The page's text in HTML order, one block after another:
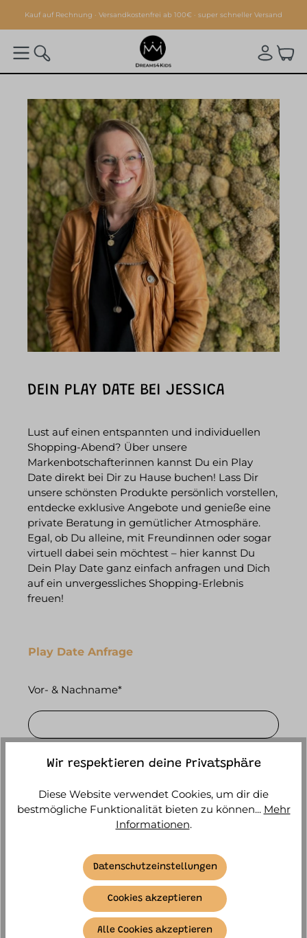
springen
Kauf auf Rechnung · Versandkostenfrei ab 100€ · super schneller Versand
DEIN PLAY DATE BEI JESSICA
Lust auf einen entspannten und individuellen
Shopping-Abend? Über unsere
Markenbotschafterinnen kannst Du ein Play
Date direkt bei Dir zu Hause buchen! Lass Dir
unsere schönsten Produkte persönlich vorstellen,
entdecke exklusive Angebote und genieße eine
private Beratung in gemütlicher Atmosphäre.
Egal, ob Du alleine, mit Freundinnen oder sogar
virtuell dabei sein möchtest – hier kannst Du
Dein Play Date ganz einfach anfragen und Dich
auf ein unvergessliches Shopping-Erlebnis
freuen!
Play Date Anfrage
Vor- & Nachname*
E-Mail*
Wir respektieren deine Privatsphäre
Diese Website verwendet Cookies, um dir die
bestmögliche Funktionalität bieten zu können... Mehr
Informationen.
Datenschutzeinstellungen
Cookies akzeptieren
Alle Cookies akzeptieren